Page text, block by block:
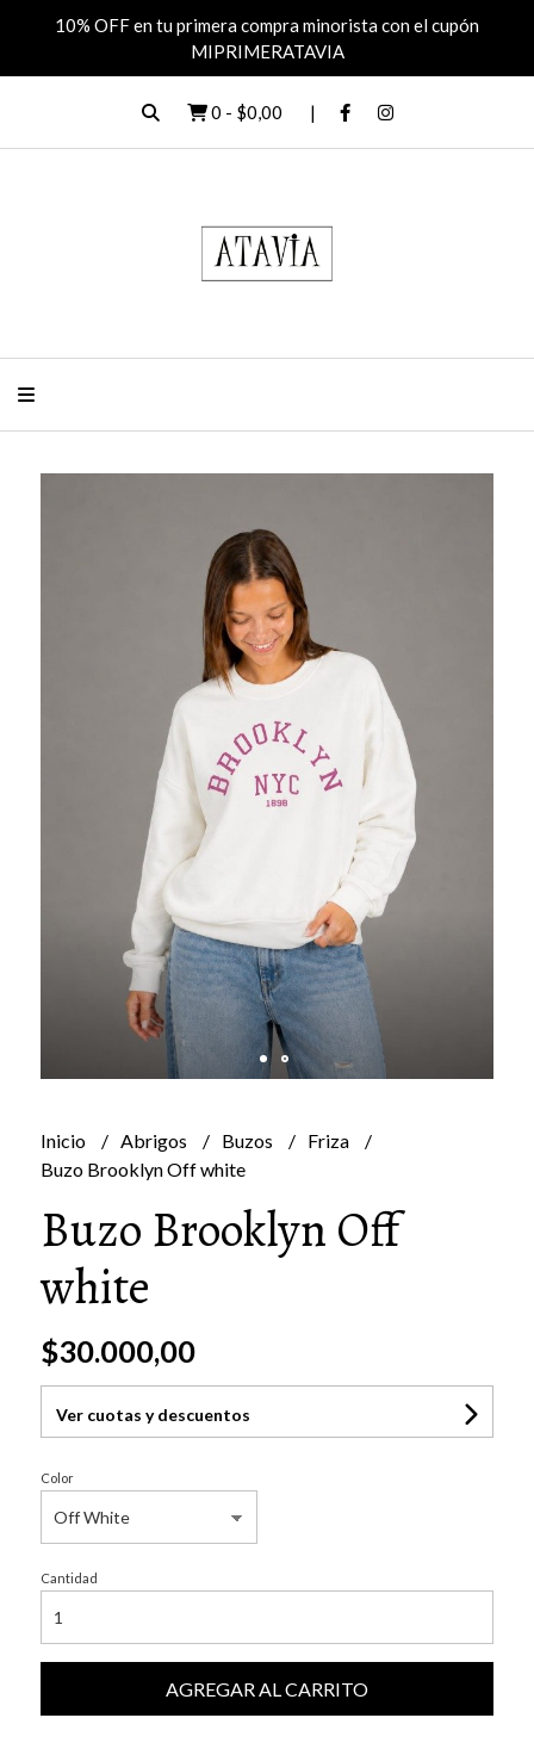
10% OFF en tu primera compra minorista con el cupón
MIPRIMERATAVIA
0 - $0,00
Inicio Abrigos Buzos
Friza
Buzo Brooklyn Off white
Buzo Brooklyn Off
white
$30.000,00
Ver cuotas y descuentos
Color
Cantidad
AGREGAR AL CARRITO